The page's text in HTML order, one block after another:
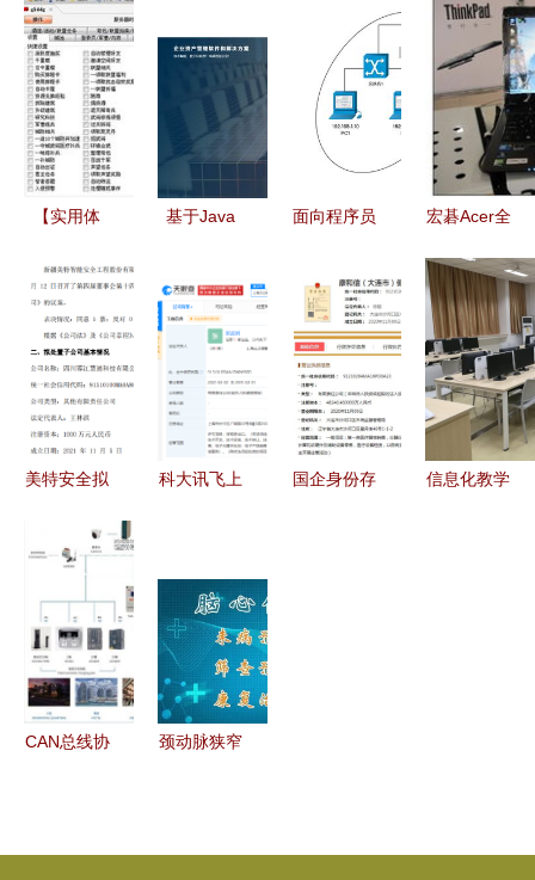
【实用体
霸机器人辅
助v3.5.8绿
色版 下载
与功能使用
全攻略
基于Java
设备管理系
统 代码实
现与功能分
析——聚焦
计算机软硬
件及辅助设
面向程序员
知识 网络
模型及网络
设备
宏碁Acer全
商汇特价
4499元降
级3400
元，性价比
之王如何开
启智能学习
美特安全拟
聚焦核心业
产结构
科大讯飞上
算机软硬件
零售市场
国企身份存
信息化教学
CAN总线协
颈动脉狭窄